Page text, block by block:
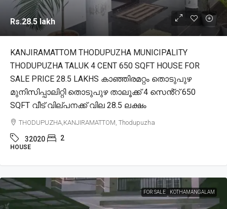
Rs.28.5 lakh
KANJIRAMATTOM THODUPUZHA MUNICIPALITY
THODUPUZHA TALUK 4 CENT 650 SQFT HOUSE FOR
SALE PRICE 28.5 LAKHS കാഞ്ഞിരമറ്റം തൊടുപുഴ
മുനിസിപ്പാലിറ്റി തൊടുപുഴ താലൂക്ക് 4 സെൻ്റ് 650
SQFT വീട് വില്പനക്ക് വില 28.5 ലക്ഷം
THODUPUZHA,KANJIRAMATTOM, Thodupuzha
32020 2
HOUSE
FOR SALE KOTHAMANGALAM